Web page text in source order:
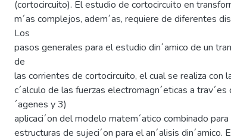
(cortocircuito). El estudio de cortocircuito en
m´as complejos, adem´as, requiere de diferentes
Los
pasos generales para el estudio din´amico de un
de
las corrientes de cortocircuito, el cual se realiza
c´alculo de las fuerzas electromagn´eticas a
´agenes y 3)
aplicaci´on del modelo matem´atico combinado
estructuras de sujeci´on para el an´alisis din´amico.